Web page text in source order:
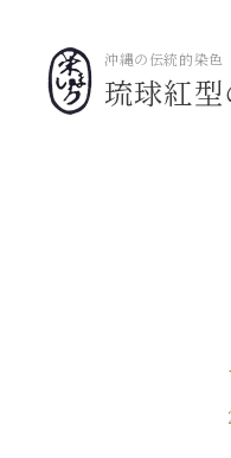
沖縄の伝統的染色
琉球紅型